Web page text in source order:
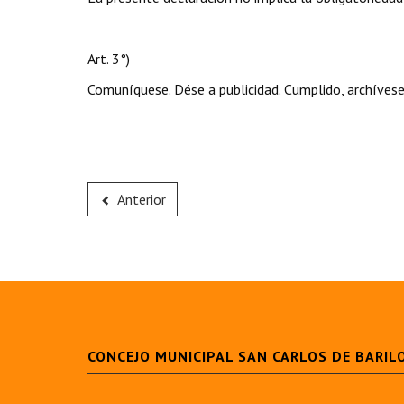
Art. 3°)
Comuníquese. Dése a publicidad. Cumplido,
Anterior
CONCEJO MUNICIPAL SAN CARLOS DE